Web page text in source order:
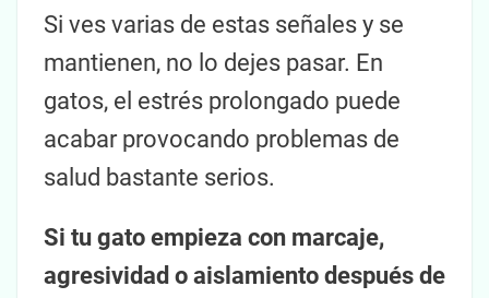
Si ves varias de estas señales y se
mantienen, no lo dejes pasar. En
gatos, el estrés prolongado puede
acabar provocando problemas de
salud bastante serios.
Si tu gato empieza con marcaje,
agresividad o aislamiento después de